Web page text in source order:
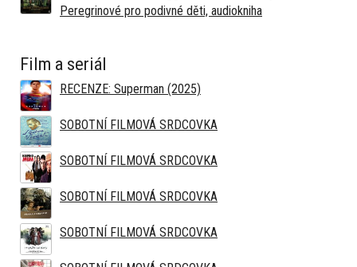
Peregrinové pro podivné děti, audiokniha
Film a seriál
RECENZE: Superman (2025)
SOBOTNÍ FILMOVÁ SRDCOVKA
SOBOTNÍ FILMOVÁ SRDCOVKA
SOBOTNÍ FILMOVÁ SRDCOVKA
SOBOTNÍ FILMOVÁ SRDCOVKA